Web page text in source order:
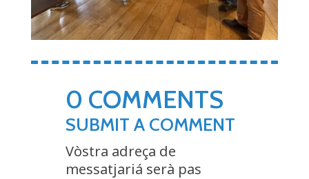
0 COMMENTS
SUBMIT A COMMENT
Vòstra adreça de
messatjariá serà pas